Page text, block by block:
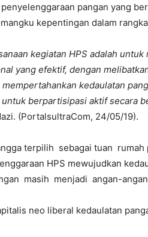
pangan yang
kepentingan dalam
kegiatan HPS adalah
yang efektif, dengan
mempertahankan kedaulatan
berpartisipasi aktif secara
(PortalsultraCom, 24/05/19).
terpilih sebagai tuan rumah
HPS mewujudkan
masih menjadi angan-
neo liberal kedaulatan